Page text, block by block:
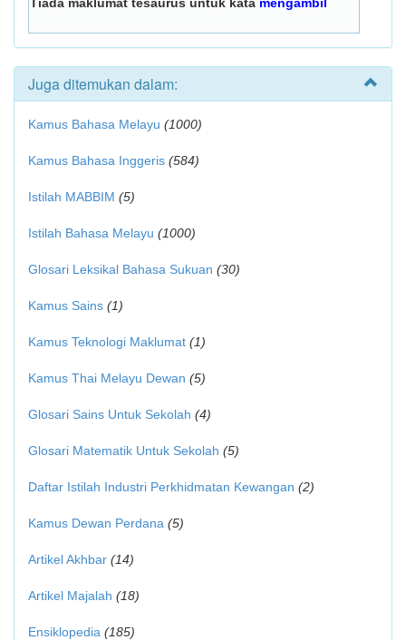
Juga ditemukan dalam:
Kamus Bahasa Melayu (1000)
Kamus Bahasa Inggeris (584)
Istilah MABBIM (5)
Istilah Bahasa Melayu (1000)
Glosari Leksikal Bahasa Sukuan (30)
Kamus Sains (1)
Kamus Teknologi Maklumat (1)
Kamus Thai Melayu Dewan (5)
Glosari Sains Untuk Sekolah (4)
Glosari Matematik Untuk Sekolah (5)
Daftar Istilah Industri Perkhidmatan Kewangan (2)
Kamus Dewan Perdana (5)
Artikel Akhbar (14)
Artikel Majalah (18)
Ensiklopedia (185)